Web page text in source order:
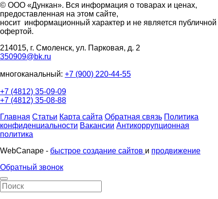
© ООО «Дункан». Вся информация о товарах и ценах,
предоставленная на этом сайте,
носит информационный характер и не является публичной
офертой.
214015, г. Смоленск, ул. Парковая, д. 2
350909@bk.ru
многоканальный: +7 (900) 220-44-55
+7 (4812) 35-09-09
+7 (4812) 35-08-88
Главная Статьи Карта сайта Обратная связь Политика
конфиденциальности Вакансии Антикоррупционная
политика
WebCanape - быстрое создание сайтов и продвижение
Обратный звонок